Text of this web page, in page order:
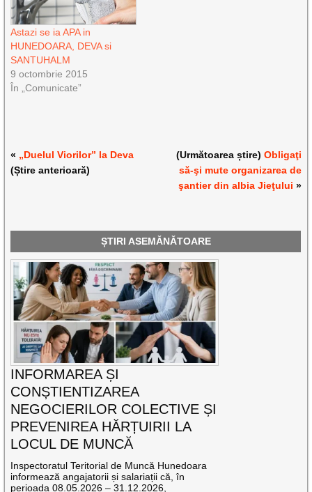
Astazi se ia APA in
HUNEDOARA, DEVA si
SANTUHALM
9 octombrie 2015
În „Comunicate”
« „Duelul Viorilor” la Deva
(Știre anterioară)
(Următoarea știre) Obligaţi
să-şi mute organizarea de
şantier din albia Jieţului »
ȘTIRI ASEMĂNĂTOARE
INFORMAREA ȘI
CONȘTIENTIZAREA
NEGOCIERILOR COLECTIVE ȘI
PREVENIREA HĂRȚUIRII LA
LOCUL DE MUNCĂ
Inspectoratul Teritorial de Muncă Hunedoara
informează angajatorii și salariații că, în
perioada 08.05.2026 – 31.12.2026,